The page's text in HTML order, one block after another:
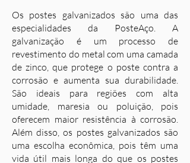
Os postes galvanizados são uma das
especialidades da PosteAço. A
galvanização é um processo de
revestimento do metal com uma camada
de zinco, que protege o poste contra a
corrosão e aumenta sua durabilidade.
São ideais para regiões com alta
umidade, maresia ou poluição, pois
oferecem maior resistência à corrosão.
Além disso, os postes galvanizados são
uma escolha econômica, pois têm uma
vida útil mais longa do que os postes